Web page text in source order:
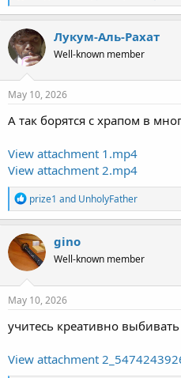
e
a
c
t
i
o
n
s
Лукум-Аль-Рахат
Well-known member
May 10, 2026
А так борятся с храпом в
View attachment 1.mp4
View attachment 2.mp4
R
e
a
c
t
i
o
n
s
prize1 and UnholyFather
gino
Well-known member
May 10, 2026
учитесь креативно выбивать
View attachment